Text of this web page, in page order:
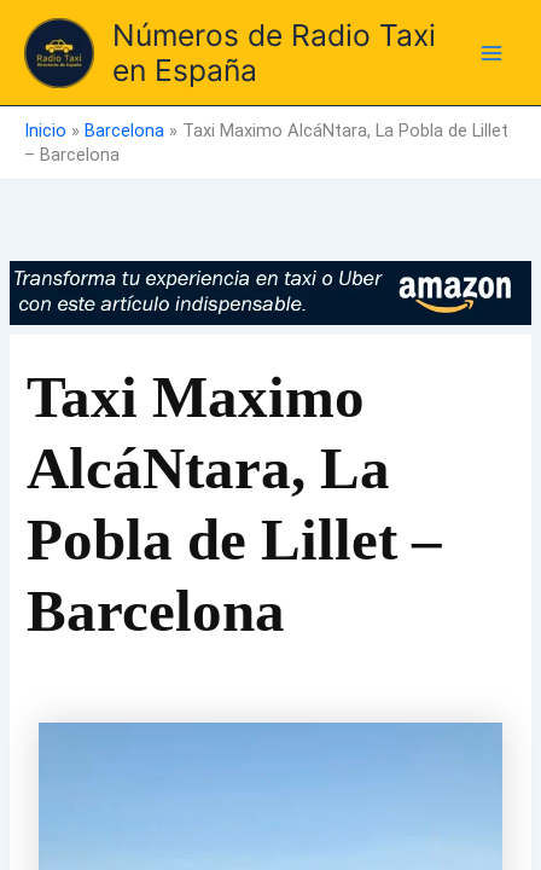
contenido
Números de Radio Taxi
en España
Inicio » Barcelona » Taxi Maximo AlcáNtara, La Pobla de Lillet
– Barcelona
Taxi Maximo
AlcáNtara, La
Pobla de Lillet –
Barcelona